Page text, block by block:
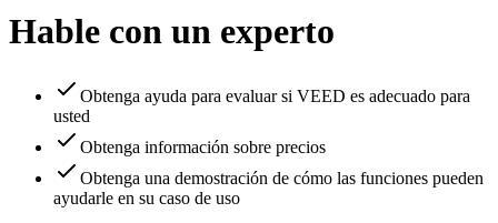
Hable con un experto
Obtenga ayuda para evaluar si VEED es adecuado para
usted
Obtenga información sobre precios
Obtenga una demostración de cómo las funciones pueden
ayudarle en su caso de uso